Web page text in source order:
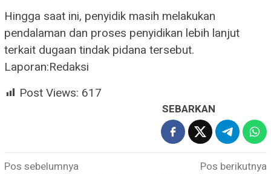
Hingga saat ini, penyidik masih melakukan
pendalaman dan proses penyidikan lebih lanjut
terkait dugaan tindak pidana tersebut.
Laporan:Redaksi
Post Views: 617
SEBARKAN
Navigasi
Pos sebelumnya
Pos berikutnya